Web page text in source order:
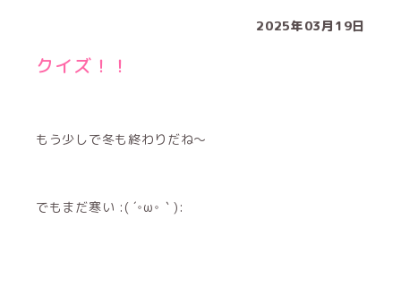
2025年03月19日
クイズ！！
もう少しで冬も終わりだね〜
でもまだ寒い :( ´◦ω◦｀):